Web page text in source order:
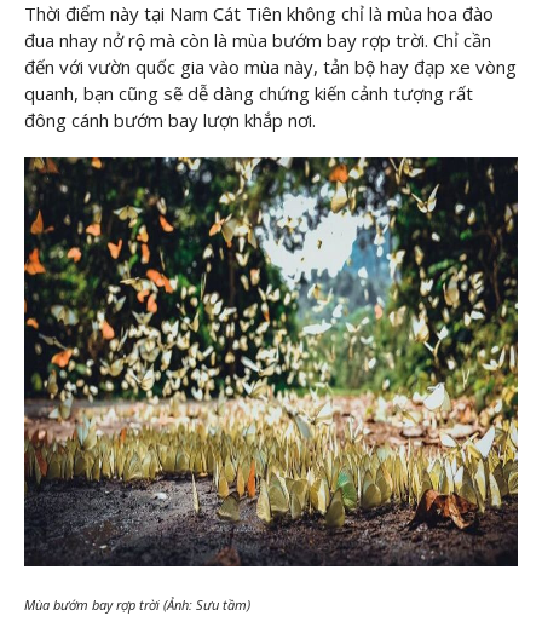
Thời điểm này tại Nam Cát Tiên không chỉ là mùa hoa đào
đua nhay nở rộ mà còn là mùa bướm bay rợp trời. Chỉ cần
đến với vườn quốc gia vào mùa này, tản bộ hay đạp xe vòng
quanh, bạn cũng sẽ dễ dàng chứng kiến cảnh tượng rất
đông cánh bướm bay lượn khắp nơi.
Mùa bướm bay rợp trời (Ảnh: Sưu tầm)